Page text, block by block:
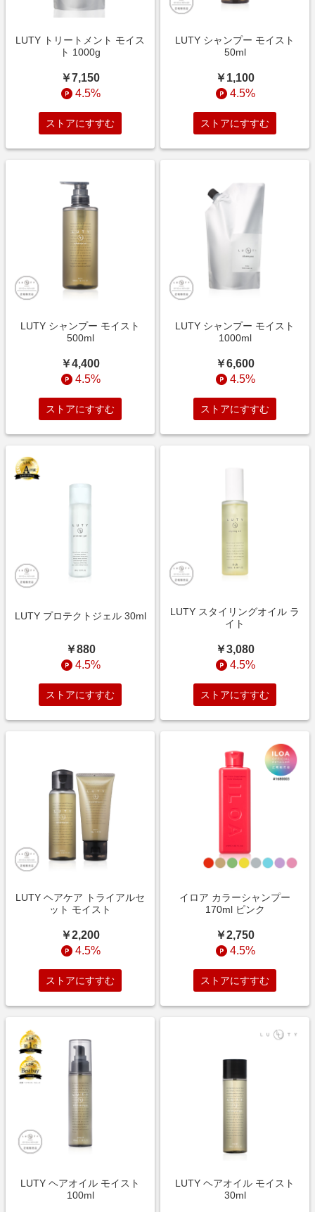
LUTY トリートメント モイス
ト 1000g
￥7,150
4.5%
ストアにすすむ
LUTY シャンプー モイスト
50ml
￥1,100
4.5%
ストアにすすむ
LUTY シャンプー モイスト
500ml
￥4,400
4.5%
ストアにすすむ
LUTY シャンプー モイスト
1000ml
￥6,600
4.5%
ストアにすすむ
LUTY プロテクトジェル 30ml
￥880
4.5%
ストアにすすむ
LUTY スタイリングオイル ラ
イト
￥3,080
4.5%
ストアにすすむ
LUTY ヘアケア トライアルセ
ット モイスト
￥2,200
4.5%
ストアにすすむ
イロア カラーシャンプー
170ml ピンク
￥2,750
4.5%
ストアにすすむ
LUTY ヘアオイル モイスト
100ml
LUTY ヘアオイル モイスト
30ml